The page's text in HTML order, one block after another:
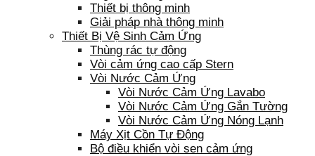
Thiết bị thông minh
Giải pháp nhà thông minh
Thiết Bị Vệ Sinh Cảm Ứng
Thùng rác tự động
Vòi cảm ứng cao cấp Stern
Vòi Nước Cảm Ứng
Vòi Nước Cảm Ứng Lavabo
Vòi Nước Cảm Ứng Gắn Tường
Vòi Nước Cảm Ứng Nóng Lạnh
Máy Xịt Cồn Tự Động
Bộ điều khiển vòi sen cảm ứng